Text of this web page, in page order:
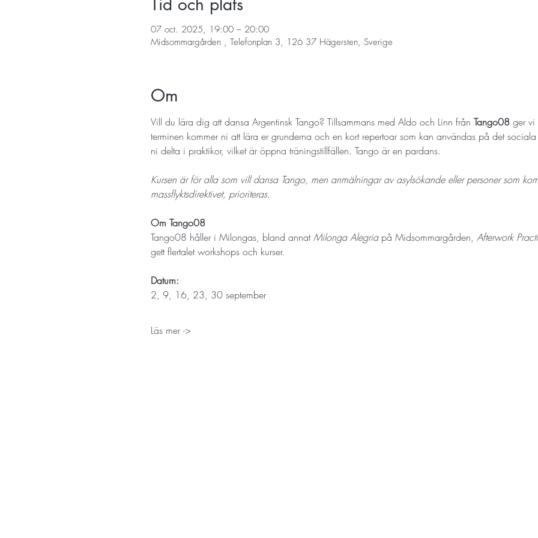
07 oct. 2025, 19:00 – 20:00
Midsommargården , Telefonplan 3, 126 37 Hägersten, Sverige
Om
Vill du lära dig att dansa Argentinsk Tango? Tillsammans med Aldo och Linn från Tango08 ger vi
terminen kommer ni att lära er grunderna och en kort repertoar som kan användas på det
ni delta i praktikor, vilket är öppna träningstillfällen. Tango är en pardans.
Kursen är för alla som vill dansa Tango, men anmälningar av asylsökande eller personer som
massflyktsdirektivet, prioriteras.
Om Tango08
Tango08 håller i Milongas, bland annat Milonga Alegria på Midsommargården, Afterwork
gett flertalet workshops och kurser.
Datum:
2, 9, 16, 23, 30 september
Läs mer ->